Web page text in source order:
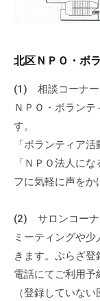
報
交
流
。
々
な
催
し
・
北区ＮＰＯ・ボ
(1) 相談コーナー
ＮＰＯ・ボラン
す。
「ボランティア
「ＮＰＯ法人に
フに気軽に声をか
(2) サロンコーナ
ミーティングや
きます。ぷらざ
電話にてご利用予
（登録していな